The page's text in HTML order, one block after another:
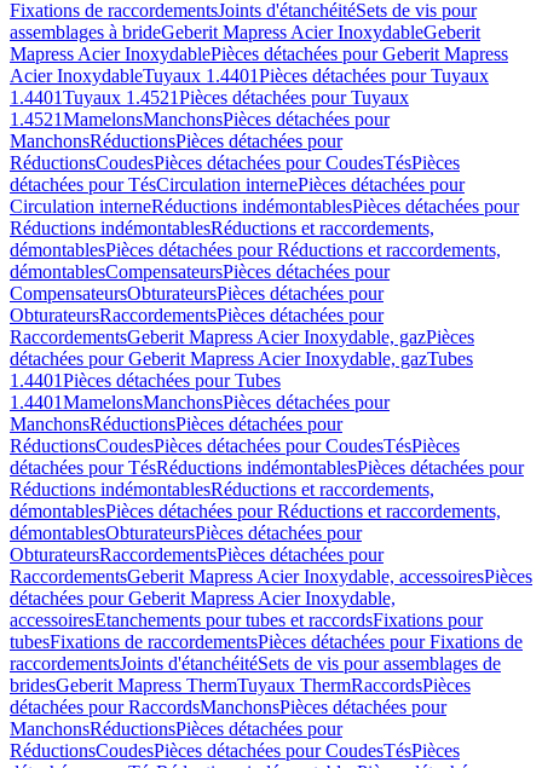
Fixations de raccordementsJoints d'étanchéitéSets de vis pour
assemblages à brideGeberit Mapress Acier InoxydableGeberit
Mapress Acier InoxydablePièces détachées pour Geberit Mapress
Acier InoxydableTuyaux 1.4401Pièces détachées pour Tuyaux
1.4401Tuyaux 1.4521Pièces détachées pour Tuyaux
1.4521MamelonsManchonsPièces détachées pour
ManchonsRéductionsPièces détachées pour
RéductionsCoudesPièces détachées pour CoudesTésPièces
détachées pour TésCirculation internePièces détachées pour
Circulation interneRéductions indémontablesPièces détachées pour
Réductions indémontablesRéductions et raccordements,
démontablesPièces détachées pour Réductions et raccordements,
démontablesCompensateursPièces détachées pour
CompensateursObturateursPièces détachées pour
ObturateursRaccordementsPièces détachées pour
RaccordementsGeberit Mapress Acier Inoxydable, gazPièces
détachées pour Geberit Mapress Acier Inoxydable, gazTubes
1.4401Pièces détachées pour Tubes
1.4401MamelonsManchonsPièces détachées pour
ManchonsRéductionsPièces détachées pour
RéductionsCoudesPièces détachées pour CoudesTésPièces
détachées pour TésRéductions indémontablesPièces détachées pour
Réductions indémontablesRéductions et raccordements,
démontablesPièces détachées pour Réductions et raccordements,
démontablesObturateursPièces détachées pour
ObturateursRaccordementsPièces détachées pour
RaccordementsGeberit Mapress Acier Inoxydable, accessoiresPièces
détachées pour Geberit Mapress Acier Inoxydable,
accessoiresEtanchements pour tubes et raccordsFixations pour
tubesFixations de raccordementsPièces détachées pour Fixations de
raccordementsJoints d'étanchéitéSets de vis pour assemblages de
bridesGeberit Mapress ThermTuyaux ThermRaccordsPièces
détachées pour RaccordsManchonsPièces détachées pour
ManchonsRéductionsPièces détachées pour
RéductionsCoudesPièces détachées pour CoudesTésPièces